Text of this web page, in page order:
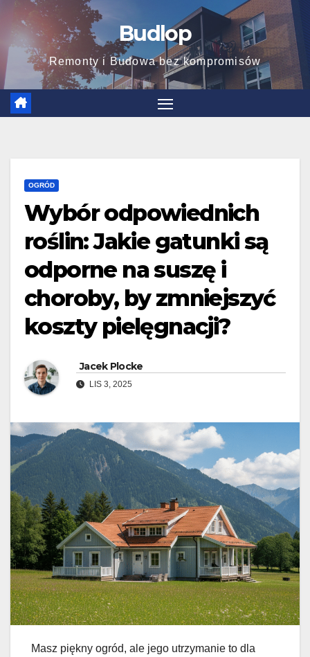
content
Budlop
Remonty i Budowa bez kompromisów
OGRÓD
Wybór odpowiednich
roślin: Jakie gatunki są
odporne na suszę i
choroby, by zmniejszyć
koszty pielęgnacji?
Jacek Plocke
LIS 3, 2025
Masz piękny ogród, ale jego utrzymanie to dla